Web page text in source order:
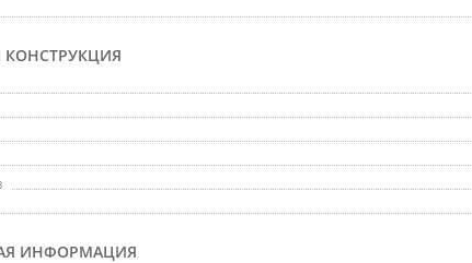
ИНФОРМАЦИЯ